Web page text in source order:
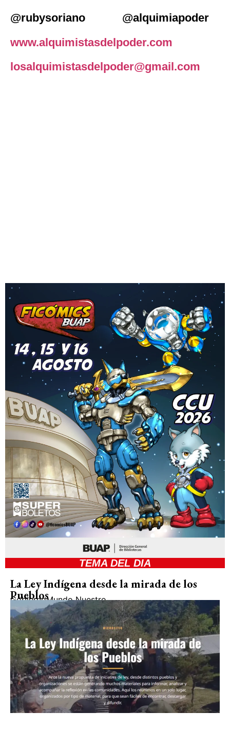
@rubysoriano @alquimiapoder
www.alquimistasdelpoder.com
losalquimistasdelpoder@gmail.com
TEMA DEL DIA
La Ley Indígena desde la mirada de los
Pueblos
GobiernoMundo Nuestro